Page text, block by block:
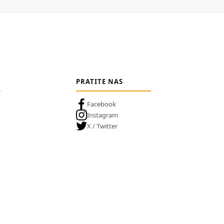
PRATITE NAS
Facebook
Instagram
X / Twitter